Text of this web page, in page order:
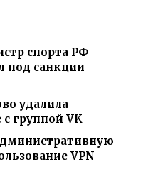
спорта РФ
под санкции
удалила
группой VK
VPN